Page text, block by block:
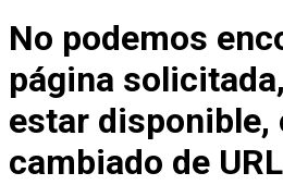
No podemos
página
estar disponible,
cambiado de URL